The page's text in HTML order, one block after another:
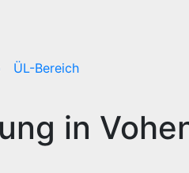
ÜL-Bereich
in